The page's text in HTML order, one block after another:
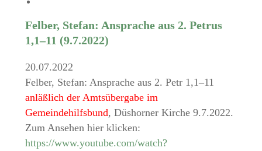
Felber, Stefan: Ansprache aus 2. Petrus
1,1–11 (9.7.2022)
20.07.2022
Felber, Stefan: Ansprache aus 2. Petr 1,1–11
anläßlich der Amtsübergabe im
Gemeindehilfsbund, Düshorner Kirche 9.7.2022.
Zum Ansehen hier klicken:
https://www.youtube.com/watch?